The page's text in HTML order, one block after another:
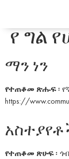
የ ግል
ማን ነን
የተጠቆመ ጽሑፍ፡
https://
የተጠቆመ ጽሁፍ፡